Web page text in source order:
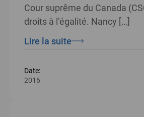
Cour suprême du Canada
droits à l’égalité. Nancy […]
Lire la suite
Date:
2016